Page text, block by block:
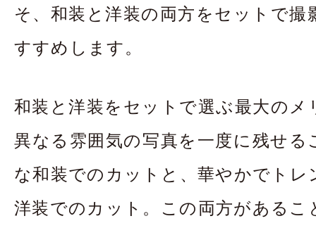
そ、和装と洋装の両方をセットで撮
すすめします。
和装と洋装をセットで選ぶ最大のメ
異なる雰囲気の写真を一度に残せる
な和装でのカットと、華やかでトレ
洋装でのカット。この両方があるこ